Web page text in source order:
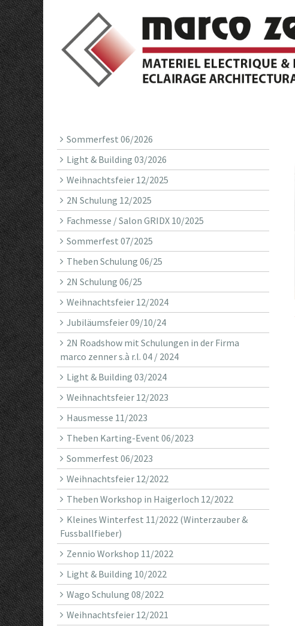
Sommerfest 06/2026
Light & Building 03/2026
Weihnachtsfeier 12/2025
2N Schulung 12/2025
Fachmesse / Salon GRIDX 10/2025
Sommerfest 07/2025
Theben Schulung 06/25
2N Schulung 06/25
Weihnachtsfeier 12/2024
Jubiläumsfeier 09/10/24
2N Roadshow mit Schulungen in der Firma
marco zenner s.à r.l. 04 / 2024
Light & Building 03/2024
Weihnachtsfeier 12/2023
Hausmesse 11/2023
Theben Karting-Event 06/2023
Sommerfest 06/2023
Weihnachtsfeier 12/2022
Theben Workshop in Haigerloch 12/2022
Kleines Winterfest 11/2022 (Winterzauber &
Fussballfieber)
Zennio Workshop 11/2022
Light & Building 10/2022
Wago Schulung 08/2022
Weihnachtsfeier 12/2021